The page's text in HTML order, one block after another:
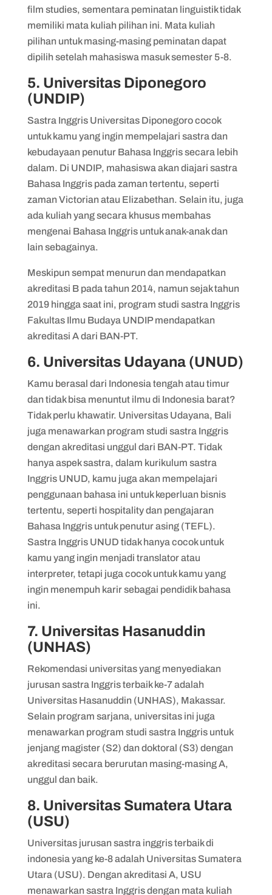
film studies, sementara peminatan linguistik tidak
memiliki mata kuliah pilihan ini. Mata kuliah
pilihan untuk masing-masing peminatan dapat
dipilih setelah mahasiswa masuk semester 5-8.
5. Universitas Diponegoro
(UNDIP)
Sastra Inggris Universitas Diponegoro cocok
untuk kamu yang ingin mempelajari sastra dan
kebudayaan penutur Bahasa Inggris secara lebih
dalam. Di UNDIP, mahasiswa akan diajari sastra
Bahasa Inggris pada zaman tertentu, seperti
zaman Victorian atau Elizabethan. Selain itu, juga
ada kuliah yang secara khusus membahas
mengenai Bahasa Inggris untuk anak-anak dan
lain sebagainya.
Meskipun sempat menurun dan mendapatkan
akreditasi B pada tahun 2014, namun sejak tahun
2019 hingga saat ini, program studi sastra Inggris
Fakultas Ilmu Budaya UNDIP mendapatkan
akreditasi A dari BAN-PT.
6. Universitas Udayana (UNUD)
Kamu berasal dari Indonesia tengah atau timur
dan tidak bisa menuntut ilmu di Indonesia barat?
Tidak perlu khawatir. Universitas Udayana, Bali
juga menawarkan program studi sastra Inggris
dengan akreditasi unggul dari BAN-PT. Tidak
hanya aspek sastra, dalam kurikulum sastra
Inggris UNUD, kamu juga akan mempelajari
penggunaan bahasa ini untuk keperluan bisnis
tertentu, seperti hospitality dan pengajaran
Bahasa Inggris untuk penutur asing (TEFL).
Sastra Inggris UNUD tidak hanya cocok untuk
kamu yang ingin menjadi translator atau
interpreter, tetapi juga cocok untuk kamu yang
ingin menempuh karir sebagai pendidik bahasa
ini.
7. Universitas Hasanuddin
(UNHAS)
Rekomendasi universitas yang menyediakan
jurusan sastra Inggris terbaik ke-7 adalah
Universitas Hasanuddin (UNHAS), Makassar.
Selain program sarjana, universitas ini juga
menawarkan program studi sastra Inggris untuk
jenjang magister (S2) dan doktoral (S3) dengan
akreditasi secara berurutan masing-masing A,
unggul dan baik.
8. Universitas Sumatera Utara
(USU)
Universitas jurusan sastra inggris terbaik di
indonesia yang ke-8 adalah Universitas Sumatera
Utara (USU). Dengan akreditasi A, USU
menawarkan sastra Inggris dengan mata kuliah